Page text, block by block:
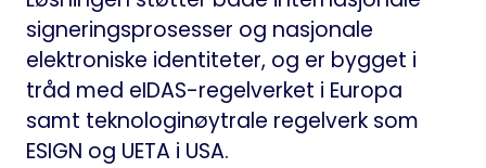
signeringsprosesser og nasjonale
elektroniske identiteter, og er bygget i
tråd med eIDAS-regelverket i Europa
samt teknologinøytrale regelverk som
ESIGN og UETA i USA.